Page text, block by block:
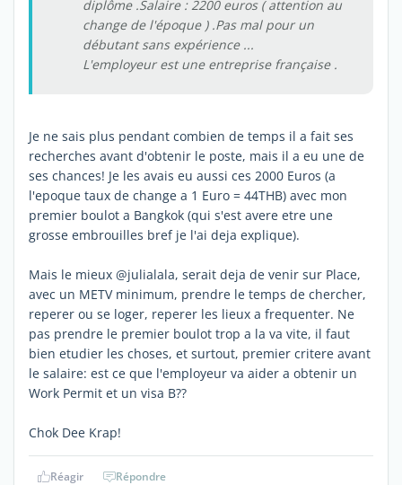
diplôme .Salaire : 2200 euros ( attention au
change de l'époque ) .Pas mal pour un
débutant sans expérience ...
L'employeur est une entreprise française .
Je ne sais plus pendant combien de temps il a fait ses
recherches avant d'obtenir le poste, mais il a eu une de
ses chances! Je les avais eu aussi ces 2000 Euros (a
l'epoque taux de change a 1 Euro = 44THB) avec mon
premier boulot a Bangkok (qui s'est avere etre une
grosse embrouilles bref je l'ai deja explique).
Mais le mieux @julialala, serait deja de venir sur Place,
avec un METV minimum, prendre le temps de chercher,
reperer ou se loger, reperer les lieux a frequenter. Ne
pas prendre le premier boulot trop a la va vite, il faut
bien etudier les choses, et surtout, premier critere avant
le salaire: est ce que l'employeur va aider a obtenir un
Work Permit et un visa B??
Chok Dee Krap!
Réagir Répondre